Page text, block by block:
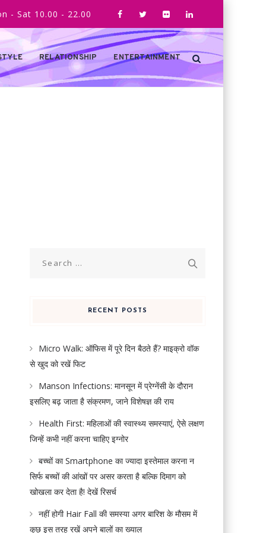
- Sat 10.00 - 22.00
RELATIONSHIP ENTERTAINMENT
RECENT POSTS
Micro Walk: ऑफिस में पूरे दिन बैठते हैं? माइक्रो वॉक
से खुद को रखें फिट
Manson Infections: मानसून में प्रेग्नेंसी के दौरान
इसलिए बढ़ जाता है संक्रमण, जाने विशेषज्ञ की राय
Health First: महिलाओं की स्वास्थ्य समस्याएं, ऐसे लक्षण
जिन्हें कभी नहीं करना चाहिए इग्नोर
बच्चों का Smartphone का ज्यादा इस्तेमाल करना न
सिर्फ बच्चों की आंखों पर असर करता है बल्कि दिमाग को
खोखला कर देता है! देखें रिसर्च
नहीं होगी Hair Fall की समस्या अगर बारिश के मौसम में
कुछ इस तरह रखें अपने बालों का ख्याल